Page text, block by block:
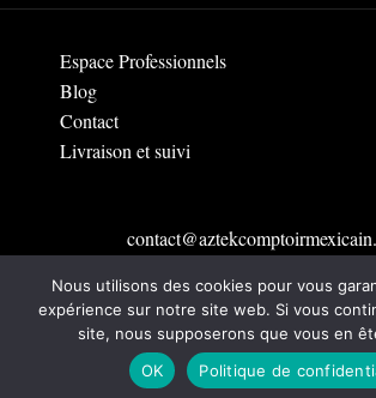
Espace Professionnels
Blog
Contact
Livraison et suivi
Rejoins la famille Aztek à
Tutoriels et Recettes
Nous utilisons des cookies pour vous
expérience sur notre site web. Si vous
site, nous supposerons que vous en
OK
Politique de